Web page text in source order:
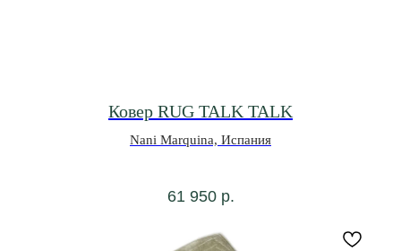
Ковер RUG TALK TALK
Nani Marquina, Испания
61 950 р.